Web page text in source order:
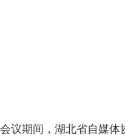
会议期间，湖北省自媒